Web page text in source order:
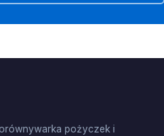
pożyczek i